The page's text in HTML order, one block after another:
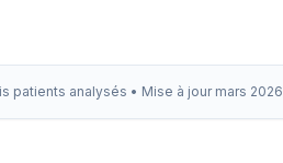
patients analysés • Mise à jour mars 2026